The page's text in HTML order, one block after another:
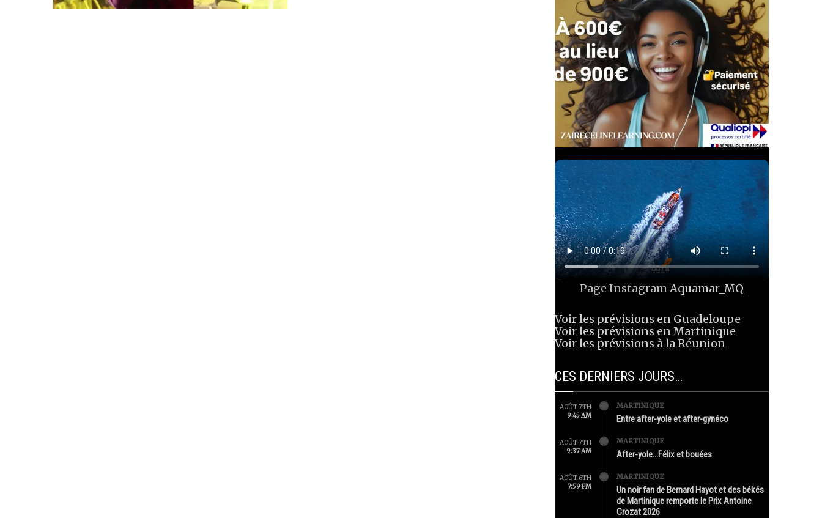
Page InstagramAquamar_MQ
Voir les prévisions en Guadeloupe
Voir les prévisions en Martinique
Voir les prévisions à la Réunion
CES DERNIERS JOURS…
AOÛT 7TH
9:45 AM
MARTINIQUE
Entre after-yole et after-gynéco
AOÛT 7TH
9:37 AM
MARTINIQUE
After-yole…Félix et bouées
AOÛT 6TH
7:59 PM
MARTINIQUE
Un noir fan de Bernard Hayot et des békés
de Martinique remporte le Prix Antoine
Crozat 2026